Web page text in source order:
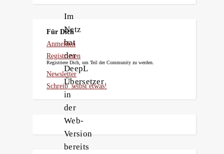
Im
Netz
hat
der
DeepL
Übersetzer
in
der
Web-
Version
bereits
Für Dich
Anmelden
Registrieren
Registriere Dich, um Teil der Community zu werden.
Newsletter
Schreib' selbst etwas!